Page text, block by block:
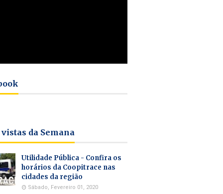
da Semana
Utilidade Pública - Confira os
horários da Coopitrace nas
cidades da região
Sábado, Fevereiro 01, 2020